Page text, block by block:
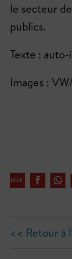
le secteur
publics.
Texte :
Images :
<< Retour à